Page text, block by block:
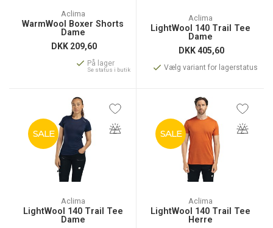
Aclima
WarmWool Boxer Shorts
Dame
DKK 209,60
På lager
Se status i butik
Aclima
LightWool 140 Trail Tee
Dame
DKK405,60
Vælg variant for lagerstatus
SALE
Aclima
LightWool 140 Trail Tee
Dame
SALE
Aclima
LightWool 140 Trail Tee
Herre